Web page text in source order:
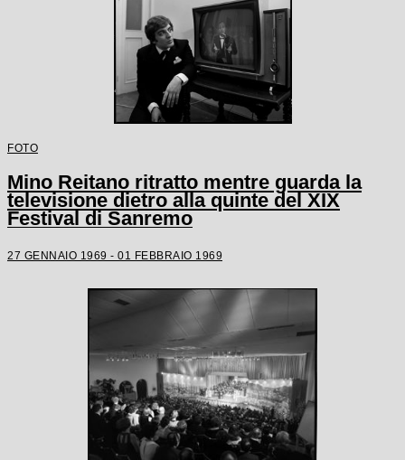
FOTO
Mino Reitano ritratto mentre guarda la
televisione dietro alla quinte del XIX
Festival di Sanremo
27 GENNAIO 1969 - 01 FEBBRAIO 1969